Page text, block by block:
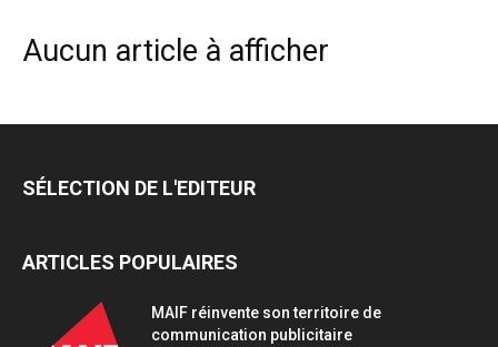
Aucun article à afficher
SÉLECTION DE L'EDITEUR
ARTICLES POPULAIRES
MAIF réinvente son territoire de
communication publicitaire